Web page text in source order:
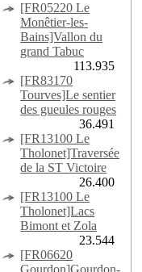
[FR05220 Le
Monêtier-les-
Bains]Vallon du
grand Tabuc
113.935
[FR83170
Tourves]Le sentier
des gueules rouges
36.491
[FR13100 Le
Tholonet]Traversée
de la ST Victoire
26.400
[FR13100 Le
Tholonet]Lacs
Bimont et Zola
23.544
[FR06620
Gourdon]Gourdon-